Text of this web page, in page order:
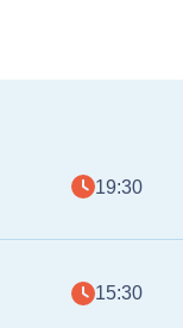
19:30
15:30